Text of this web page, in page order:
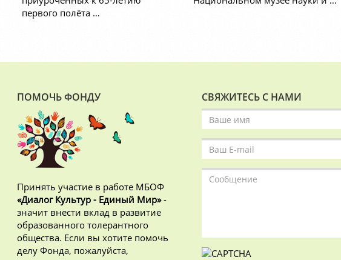
первого полёта …
ПОМОЧЬ ФОНДУ
Принять участие в работе МБОФ
«Диалог Культур - Единый Мир»-
значит внести вклад в развитие
образованного толерантного
общества. Если вы хотите помочь
делу Фонда, пожалуйста,
СВЯЖИТЕСЬ С НАМИ